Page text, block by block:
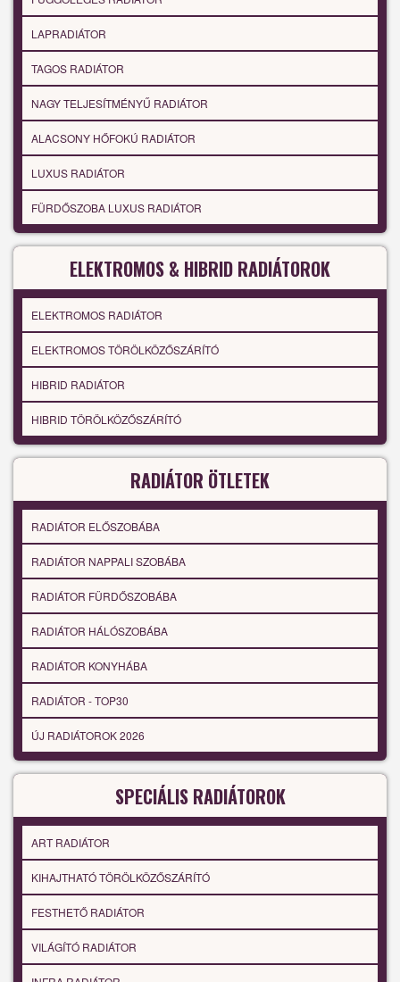
LAPRADIÁTOR
TAGOS RADIÁTOR
NAGY TELJESÍTMÉNYŰ RADIÁTOR
ALACSONY HŐFOKÚ RADIÁTOR
LUXUS RADIÁTOR
FÜRDŐSZOBA LUXUS RADIÁTOR
ELEKTROMOS & HIBRID RADIÁTOROK
ELEKTROMOS RADIÁTOR
ELEKTROMOS TÖRÖLKÖZŐSZÁRÍTÓ
HIBRID RADIÁTOR
HIBRID TÖRÖLKÖZŐSZÁRÍTÓ
RADIÁTOR ÖTLETEK
RADIÁTOR ELŐSZOBÁBA
RADIÁTOR NAPPALI SZOBÁBA
RADIÁTOR FÜRDŐSZOBÁBA
RADIÁTOR HÁLÓSZOBÁBA
RADIÁTOR KONYHÁBA
RADIÁTOR - TOP30
ÚJ RADIÁTOROK 2026
SPECIÁLIS RADIÁTOROK
ART RADIÁTOR
KIHAJTHATÓ TÖRÖLKÖZŐSZÁRÍTÓ
FESTHETŐ RADIÁTOR
VILÁGÍTÓ RADIÁTOR